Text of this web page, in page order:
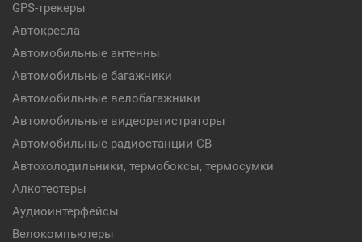
GPS-трекеры
Автокресла
Автомобильные антенны
Автомобильные багажники
Автомобильные велобагажники
Автомобильные видеорегистраторы
Автомобильные радиостанции CB
Автохолодильники, термобоксы, термосумки
Алкотестеры
Аудиоинтерфейсы
Велокомпьютеры